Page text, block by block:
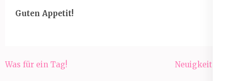
Guten Appetit!
Beitragsnavigation
Was für ein Tag! Neuigkeiten